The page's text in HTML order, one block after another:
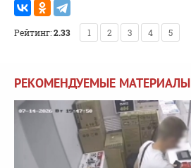
Рейтинг:2.33 1 2 3 4 5
РЕКОМЕНДУЕМЫЕ МАТЕРИАЛЫ